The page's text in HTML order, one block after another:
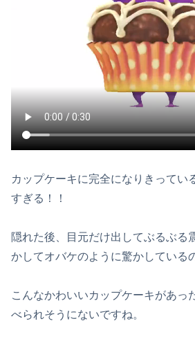
カップケーキに完全になりきってい
すぎる！！
隠れた後、目元だけ出してぶるぶる
かしてオバケのように驚かしている
こんなかわいいカップケーキがあっ
べられそうにないですね。